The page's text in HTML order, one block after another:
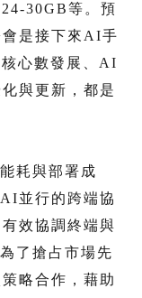
30GB等。預
是接下來AI手
心數發展、AI
與更新，都是
耗與部署成
並行的跨端協
效協調終端與
了搶占市場先
略合作，藉助